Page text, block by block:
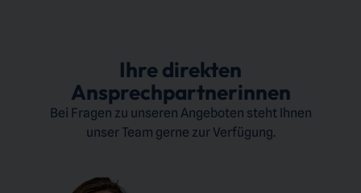
Ihre direkten
Ansprechpartnerinnen
Bei Fragen zu unseren Angeboten steht Ihnen
unser Team gerne zur Verfügung.